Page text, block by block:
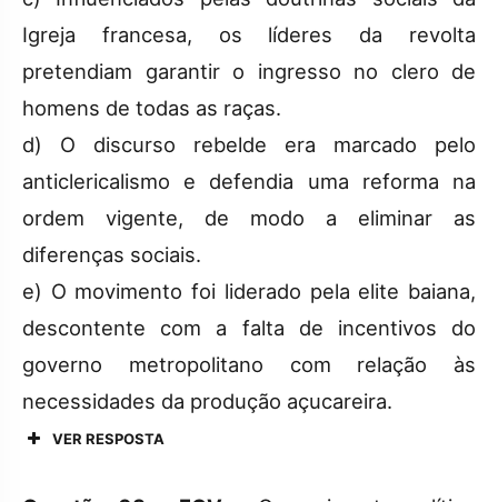
Igreja francesa, os líderes da revolta
pretendiam garantir o ingresso no clero de
homens de todas as raças.
d) O discurso rebelde era marcado pelo
anticlericalismo e defendia uma reforma na
ordem vigente, de modo a eliminar as
diferenças sociais.
e) O movimento foi liderado pela elite baiana,
descontente com a falta de incentivos do
governo metropolitano com relação às
necessidades da produção açucareira.
VER RESPOSTA